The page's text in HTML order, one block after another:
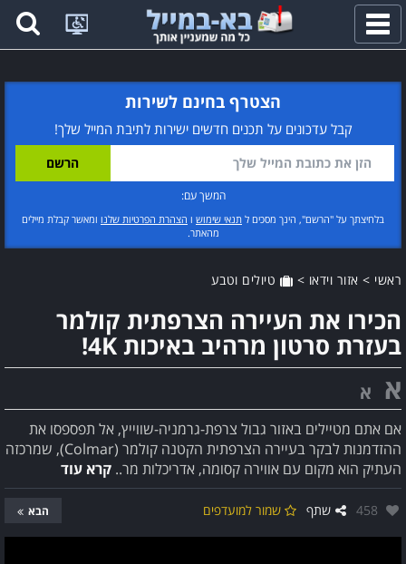
פתח
תפריט
הצטרף בחינם לשירות
קבל עדכונים על תכנים חדשים ישירות לתיבת המייל שלך!
המשך עם:
בלחיצתך על "הרשם", הינך מסכים ל תנאי שימוש ו הצהרת הפרטיות שלנו ומאשר קבלת מיילים
מהאתר.
ראשי > אזור וידאו > טיולים וטבע
הכירו את העיירה הצרפתית קולמר
בעזרת סרטון מרהיב באיכות 4K!
א א
אם אתם מטיילים באזור גבול צרפת-גרמניה-שווייץ, אל תפספסו את
ההזדמנות לבקר בעיירה הצרפתית הקטנה קולמר (Colmar), שמרכזה
העתיק הוא מקום עם אווירה קסומה, אדריכלות מר.. קרא עוד
אהבו:
458 שתף שמור למועדפים הבא